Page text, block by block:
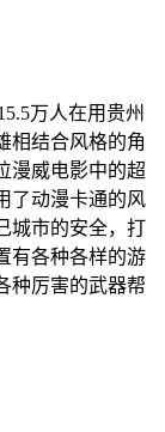
万人在用贵州
相结合风格的角
漫威电影中的超
了动漫卡通的风
城市的安全，打
有各种各样的游
种厉害的武器帮